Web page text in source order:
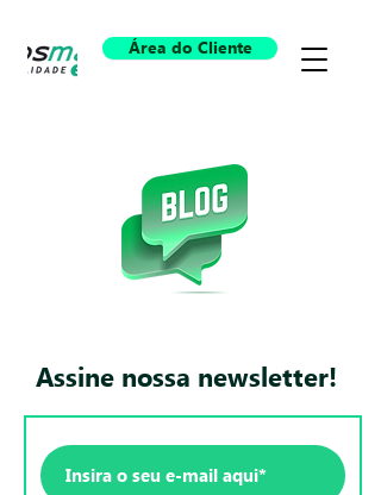
Área do Cliente
Assine nossa newsletter!